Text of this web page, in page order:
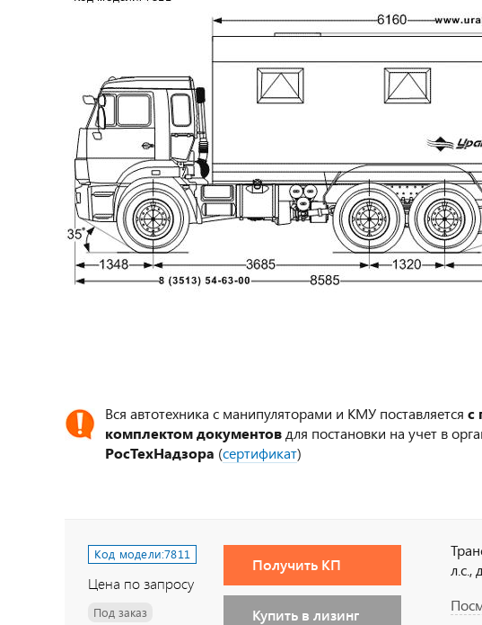
Вся автотехника с манипуляторами и КМУ поставляется с
комплектом документов для постановки на учет в
РосТехНадзора (сертификат)
Код модели:7811
Цена по запросу
Под заказ
Получить КП
Купить в лизинг
л.с.,